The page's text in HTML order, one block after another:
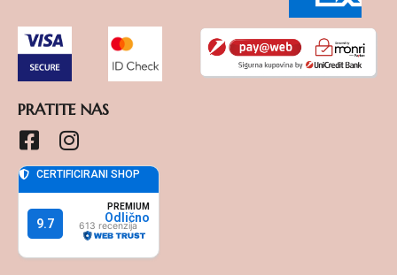
PRATITE NAS